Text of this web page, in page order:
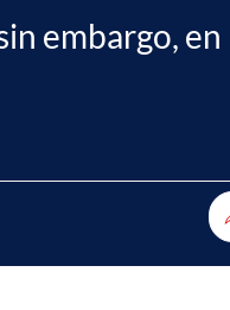
embargo,